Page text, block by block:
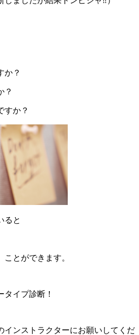
か？
？
すか？
ると
とができます。
タイプ診断！
インストラクターにお願いしてくだ